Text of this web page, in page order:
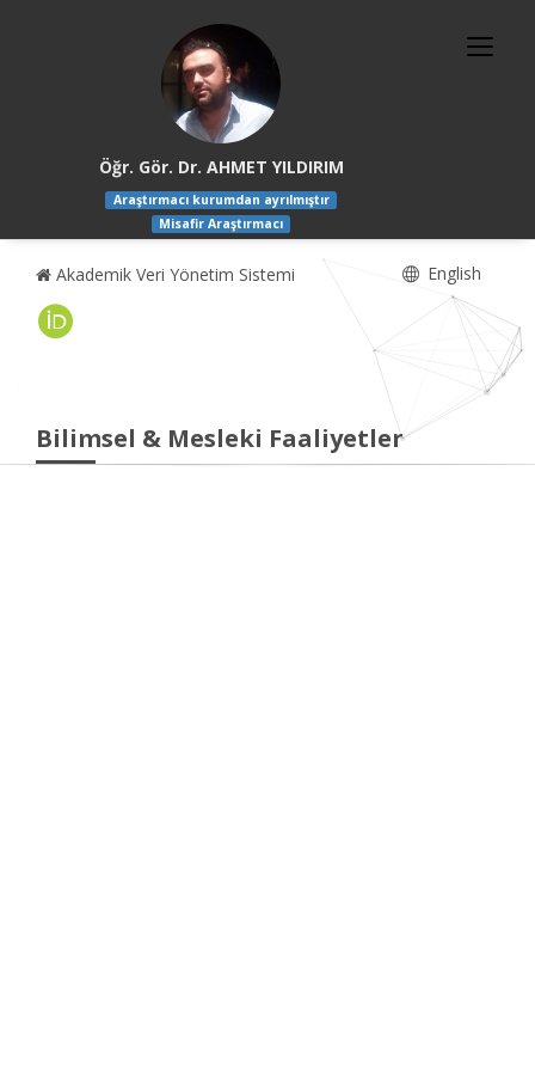
Öğr. Gör. Dr. AHMET YILDIRIM
Araştırmacı kurumdan ayrılmıştır
Misafir Araştırmacı
Akademik Veri Yönetim Sistemi English
Bilimsel & Mesleki Faaliyetler